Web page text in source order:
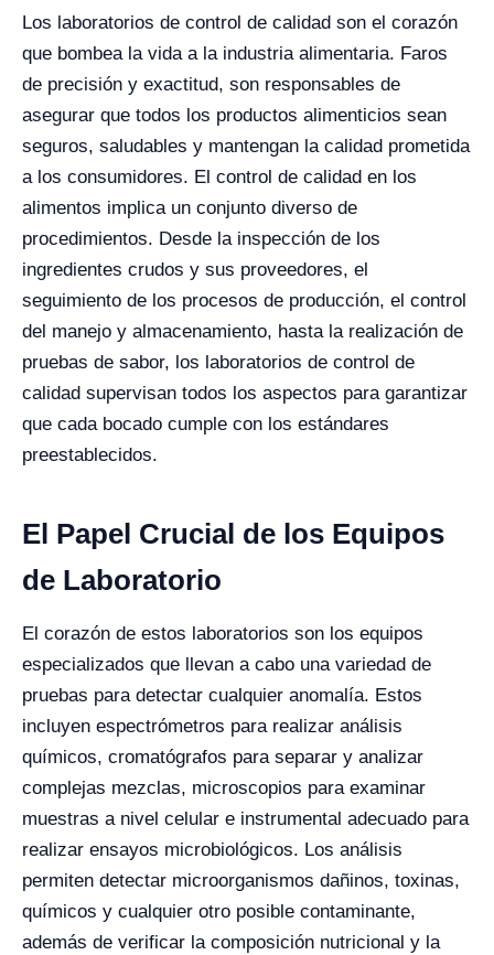
Los laboratorios de control de calidad son el corazón
que bombea la vida a la industria alimentaria. Faros
de precisión y exactitud, son responsables de
asegurar que todos los productos alimenticios sean
seguros, saludables y mantengan la calidad prometida
a los consumidores. El control de calidad en los
alimentos implica un conjunto diverso de
procedimientos. Desde la inspección de los
ingredientes crudos y sus proveedores, el
seguimiento de los procesos de producción, el control
del manejo y almacenamiento, hasta la realización de
pruebas de sabor, los laboratorios de control de
calidad supervisan todos los aspectos para garantizar
que cada bocado cumple con los estándares
preestablecidos.
El Papel Crucial de los Equipos
de Laboratorio
El corazón de estos laboratorios son los equipos
especializados que llevan a cabo una variedad de
pruebas para detectar cualquier anomalía. Estos
incluyen espectrómetros para realizar análisis
químicos, cromatógrafos para separar y analizar
complejas mezclas, microscopios para examinar
muestras a nivel celular e instrumental adecuado para
realizar ensayos microbiológicos. Los análisis
permiten detectar microorganismos dañinos, toxinas,
químicos y cualquier otro posible contaminante,
además de verificar la composición nutricional y la